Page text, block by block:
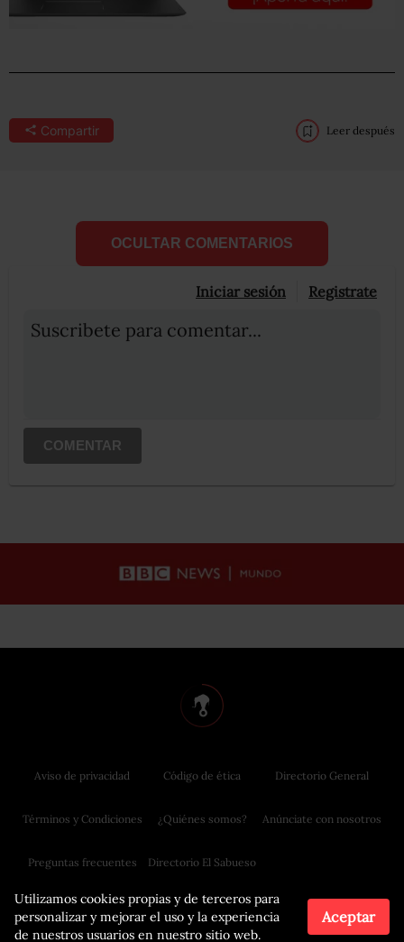
Compartir Leer después
OCULTAR COMENTARIOS
Iniciar sesión Registrate
Suscribete para comentar...
COMENTAR
Utilizamos cookies propias y de terceros para
personalizar y mejorar el uso y la experiencia
de nuestros usuarios en nuestro sitio web.
Aceptar
Aviso de privacidad
Términos y Condiciones
Preguntas frecuentes
Código de ética
¿Quiénes somos?
Directorio El Sabueso
Directorio General
Anúnciate con nosotros